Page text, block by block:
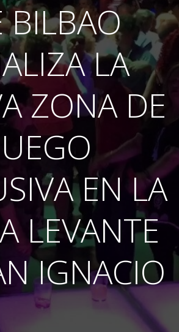
BILBAO
LA
ZONA DE
EN LA
LEVANTE
IGNACIO